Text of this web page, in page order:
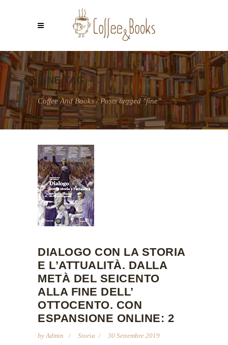
FINE TAG
Coffee And Books/Posts tagged "fine"
DIALOGO CON LA STORIA
E L’ATTUALITÀ. DALLA
METÀ DEL SEICENTO
ALLA FINE DELL’
OTTOCENTO. CON
ESPANSIONE ONLINE: 2
byAdmin Storia 30 Settembre 2019